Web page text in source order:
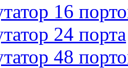
16
24 порта
48